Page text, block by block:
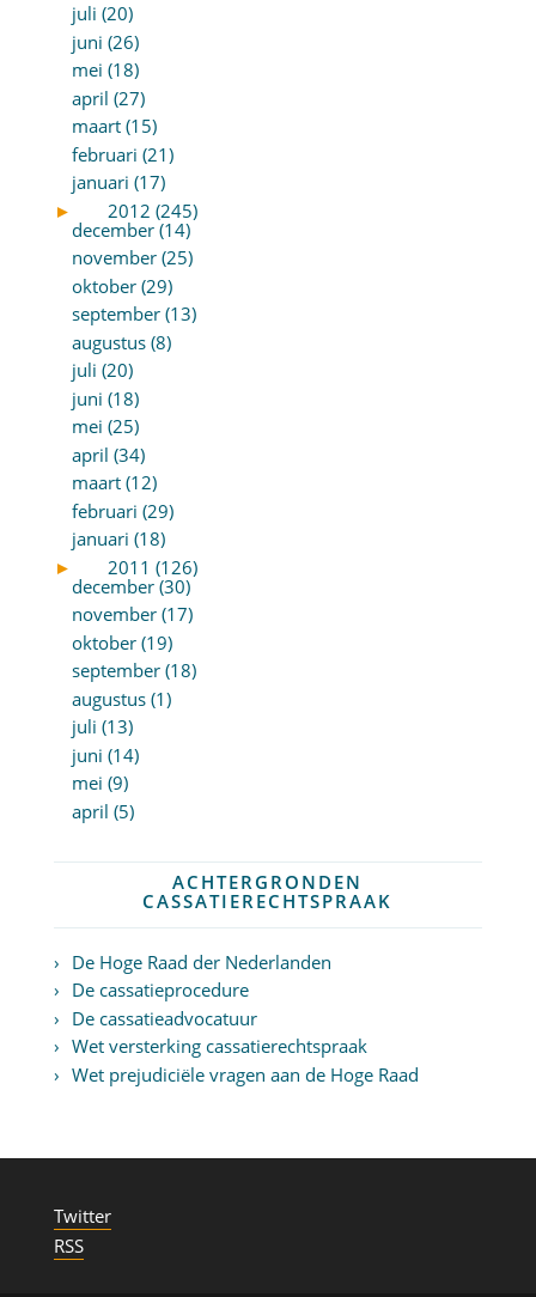
juli (20)
juni (26)
mei (18)
april (27)
maart (15)
februari (21)
januari (17)
►
2012 (245)
december (14)
november (25)
oktober (29)
september (13)
augustus (8)
juli (20)
juni (18)
mei (25)
april (34)
maart (12)
februari (29)
januari (18)
►
2011 (126)
december (30)
november (17)
oktober (19)
september (18)
augustus (1)
juli (13)
juni (14)
mei (9)
april (5)
ACHTERGRONDEN
CASSATIERECHTSPRAAK
De Hoge Raad der Nederlanden
De cassatieprocedure
De cassatieadvocatuur
Wet versterking cassatierechtspraak
Wet prejudiciële vragen aan de Hoge Raad
Twitter
RSS